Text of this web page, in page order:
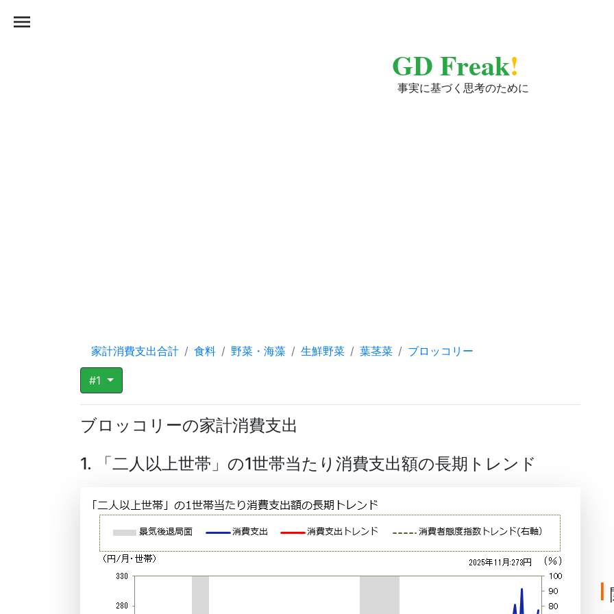
GD Freak!
事実に基づく思考のために
menu
家計消費支出合計 食料 野菜・海藻 生鮮野菜 葉茎菜 ブロッコリー
#1
ブロッコリーの家計消費支出
1. 「二人以上世帯」の1世帯当たり消費支出額の長期トレンド